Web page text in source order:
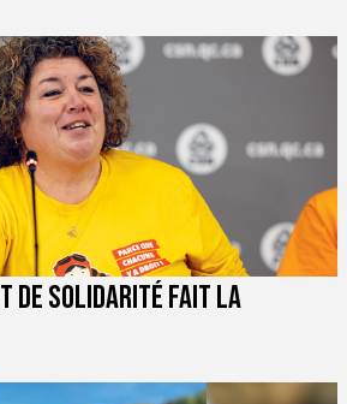
de solidarité fait la